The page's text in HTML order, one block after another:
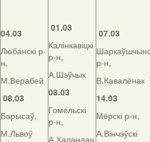
04.03
Любанскі р-
н,
М.Верабей
08.03
Барысаў,
М.Львоў
01.03
Калінкавіцкі
р-н,
А.Шэўчык
08.03
Гомельскі
р-н,
А.Халандач
07.03
р-н,
В.Кавалёнак
14.03
Мёрскі р-н,
А.Вінчэўскі